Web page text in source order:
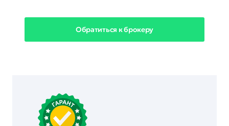
Обратиться к брокеру